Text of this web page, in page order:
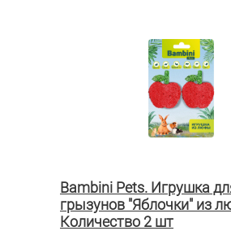
Bambini Pets. Игрушка
грызунов "Яблочки" из
Количество 2 шт